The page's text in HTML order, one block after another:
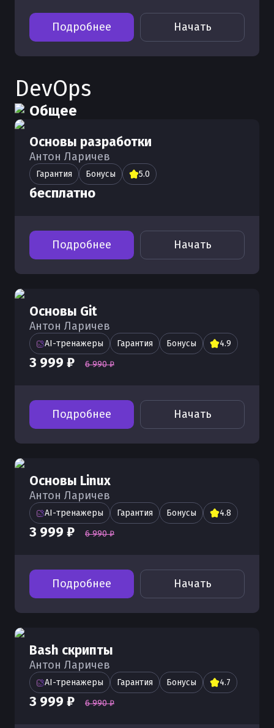
Подробнее Начать
DevOps
Общее
Основы разработки
Антон Ларичев
Гарантия Бонусы 5.0
бесплатно
Подробнее Начать
Основы Git
Антон Ларичев
AI-тренажеры Гарантия Бонусы 4.9
3 999 ₽ 6 990 ₽
Подробнее Начать
Основы Linux
Антон Ларичев
AI-тренажеры Гарантия Бонусы 4.8
3 999 ₽ 6 990 ₽
Подробнее Начать
Bash скрипты
Антон Ларичев
AI-тренажеры Гарантия Бонусы 4.7
3 999 ₽ 6 990 ₽